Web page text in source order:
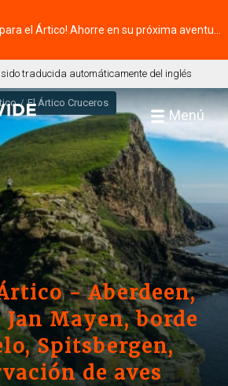
traducida automáticamente del inglés
Menú
El Ártico Cruceros
- Aberdeen,
Mayen, borde
Spitsbergen,
de aves